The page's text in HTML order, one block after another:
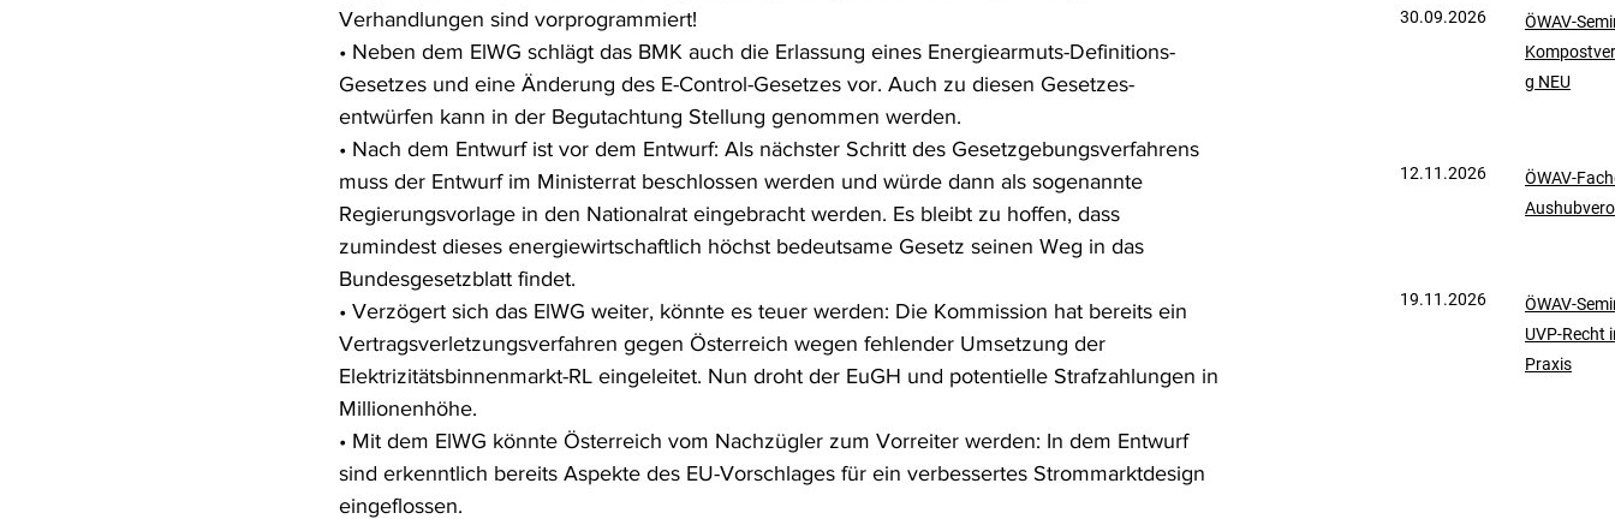
Verfahrensrecht Vergaberecht Verkehr- und Transportrecht
Wasserrecht RDU Umwelt-Ausgabe Erdgas Schutzgebiet Forstrecht
Verhandlungen sind vorprogrammiert!
• Neben dem ElWG schlägt das BMK auch die Erlassung eines Energiearmuts-Definitions-
Gesetzes und eine Änderung des E-Control-Gesetzes vor. Auch zu diesen Gesetzes-
entwürfen kann in der Begutachtung Stellung genommen werden.
• Nach dem Entwurf ist vor dem Entwurf: Als nächster Schritt des Gesetzgebungsverfahrens
muss der Entwurf im Ministerrat beschlossen werden und würde dann als sogenannte
Regierungsvorlage in den Nationalrat eingebracht werden. Es bleibt zu hoffen, dass
zumindest dieses energiewirtschaftlich höchst bedeutsame Gesetz seinen Weg in das
Bundesgesetzblatt findet.
• Verzögert sich das ElWG weiter, könnte es teuer werden: Die Kommission hat bereits ein
Vertragsverletzungsverfahren gegen Österreich wegen fehlender Umsetzung der
Elektrizitätsbinnenmarkt-RL eingeleitet. Nun droht der EuGH und potentielle Strafzahlungen in
Millionenhöhe.
• Mit dem ElWG könnte Österreich vom Nachzügler zum Vorreiter werden: In dem Entwurf
sind erkenntlich bereits Aspekte des EU-Vorschlages für ein verbessertes Strommarktdesign
eingeflossen.
30.09.2026
ÖWAV-
g NEU
12.11.2026
ÖWAV-
19.11.2026
ÖWAV-
UVP-Recht
Praxis